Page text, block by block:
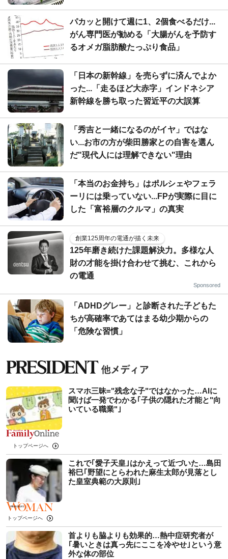
パカッと開けて週に1、2個食べるだけ...
がん専門医が勧める「大腸がんを予防す
るオメガ脂肪酸たっぷり食品」
「日本の新幹線」を売らずに済んでよか
った...「走るほど大赤字」インドネシア
新幹線を勝ち取った習近平の大誤算
「秀吉と一緒になるのがイヤ」ではな
い...お市の方が柴田勝家との自害を選ん
だ"現代人には理解できない"理由
「本当のお金持ち」はポルシェやフェラ
ーリには乗っていない...FPが実際に目に
した「富裕層のクルマ」の真実
創業125周年の電通が描く未来
125年磨き続けた課題解決力。多様な人
財の才能を掛け合わせて挑む、これから
の電通
Sponsored
「ADHDグレー」と診断された子どもた
ちが高確率であてはまる幼少期からの
「危険な習慣」
スマホ三昧="残念な子"ではなかった…AIに
聞けば一発でわかる｢子供の隠れた才能と"向
いている職業"｣
トップページへ
これで｢愛子天皇｣はかえって近づいた…島田
裕巳｢野望にとらわれた麻生太郎が見落とし
た皇室典範の大原則｣
トップページへ
首よりも脇よりも効果的…熱中症研究者が
｢暑いときは真っ先にここを冷やせ｣という意
外な体の部位